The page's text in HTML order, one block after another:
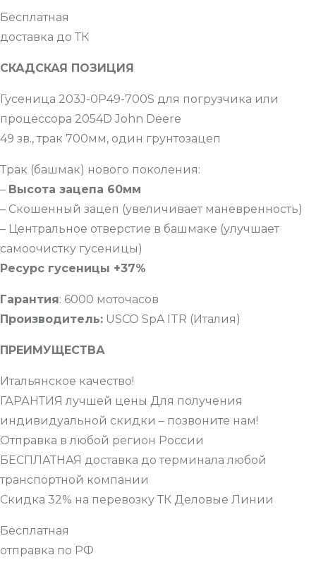
Бесплатная
доставка до ТК
СКАДСКАЯ ПОЗИЦИЯ
Гусеница 203J-0P49-700S для погрузчика или
процессора 2054D John Deere
49 зв., трак 700мм, один грунтозацеп
Трак (башмак) нового поколения:
– Высота зацепа 60мм
– Скошенный зацеп (увеличивает маневренность)
– Центральное отверстие в башмаке (улучшает
самоочистку гусеницы)
Ресурс гусеницы +37%
Гарантия: 6000 моточасов
Производитель: USCO SpA ITR (Италия)
ПРЕИМУЩЕСТВА
Итальянское качество!
ГАРАНТИЯ лучшей цены Для получения
индивидуальной скидки – позвоните нам!
Отправка в любой регион России
БЕСПЛАТНАЯ доставка до терминала любой
транспортной компании
Скидка 32% на перевозку ТК Деловые Линии
Бесплатная
отправка по РФ